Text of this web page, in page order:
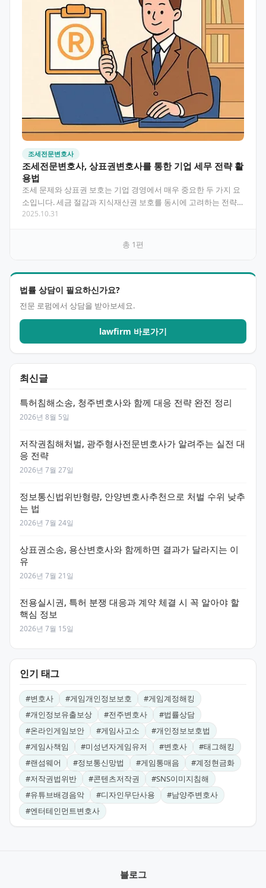
조세전문변호사
조세전문변호사, 상표권변호사를 통한 기업 세무 전략 활
용법
조세 문제와 상표권 보호는 기업 경영에서 매우 중요한 두 가지 요
소입니다. 세금 절감과 지식재산권 보호를 동시에 고려하는 전략
적 접근이 필요한데, 이를 위해서는 조세전문변호사와 상…
2025.10.31
총 1편
법률 상담이 필요하신가요?
전문 로펌에서 상담을 받아보세요.
lawfirm 바로가기
최신글
특허침해소송, 청주변호사와 함께 대응 전략 완전 정리
2026년 8월 5일
저작권침해처벌, 광주형사전문변호사가 알려주는 실전 대
응 전략
2026년 7월 27일
정보통신법위반형량, 안양변호사추천으로 처벌 수위 낮추
는 법
2026년 7월 24일
상표권소송, 용산변호사와 함께하면 결과가 달라지는 이
유
2026년 7월 21일
전용실시권, 특허 분쟁 대응과 계약 체결 시 꼭 알아야 할
핵심 정보
2026년 7월 15일
인기 태그
#변호사 #게임개인정보보호 #게임계정해킹
#개인정보유출보상 #전주변호사 #법률상담
#온라인게임보안 #게임사고소 #개인정보보호법
#게임사책임 #미성년자게임유저 #변호사 #태그해킹
#랜섬웨어 #정보통신망법 #게임통매음 #계정현금화
#저작권법위반 #콘텐츠저작권 #SNS이미지침해
#유튜브배경음악 #디자인무단사용 #남양주변호사
#엔터테인먼트변호사
블로그